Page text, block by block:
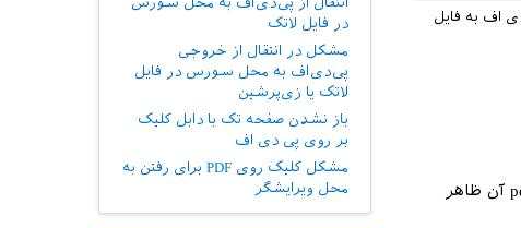
اف به فایل
اگر با ویرایشگر TeXworks کار می‌کنید. اول فایل tex خود را اجرا کنید تا خروجی pdf آن ظاهر
در فایل لاتک
مشکل در انتقال از خروجی
پی‌دی‌اف به محل سورس در فایل
لاتک یا زی‌پرشین
باز نشدن صفحه تک با دابل کلیک
بر روی پی دی اف
مشکل کلیک روی PDF برای رفتن به
محل ویرایشگر